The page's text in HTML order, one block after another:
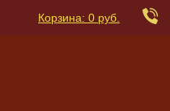
Корзина: 0 руб.